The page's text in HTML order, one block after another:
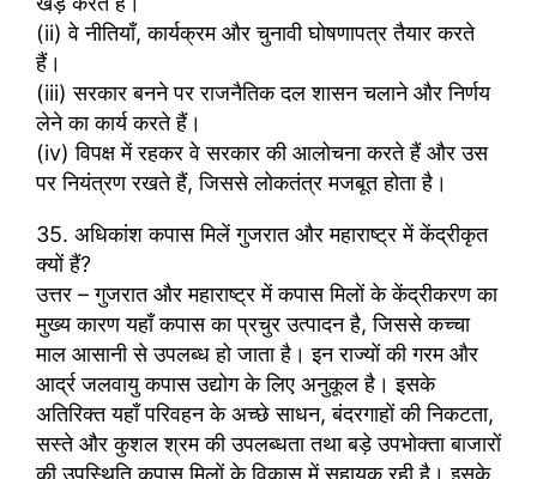
(ii) वे नीतियाँ, कार्यक्रम और चुनावी घोषणापत्र तैयार करते
हैं।
(iii) सरकार बनने पर राजनैतिक दल शासन चलाने और निर्णय
लेने का कार्य करते हैं।
(iv) विपक्ष में रहकर वे सरकार की आलोचना करते हैं और उस
पर नियंत्रण रखते हैं, जिससे लोकतंत्र मजबूत होता है।
35. अधिकांश कपास मिलें गुजरात और महाराष्ट्र में केंद्रीकृत
क्यों हैं?
उत्तर – गुजरात और महाराष्ट्र में कपास मिलों के केंद्रीकरण का
मुख्य कारण यहाँ कपास का प्रचुर उत्पादन है, जिससे कच्चा
माल आसानी से उपलब्ध हो जाता है। इन राज्यों की गरम और
आर्द्र जलवायु कपास उद्योग के लिए अनुकूल है। इसके
अतिरिक्त यहाँ परिवहन के अच्छे साधन, बंदरगाहों की निकटता,
सस्ते और कुशल श्रम की उपलब्धता तथा बड़े उपभोक्ता बाजारों
की उपस्थिति कपास मिलों के विकास में सहायक रही है। इसके